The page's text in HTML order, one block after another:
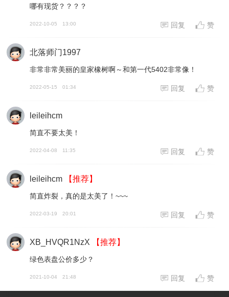
哪有现货？？？？
2022-10-05 13:00 回复 赞
北落师门1997
非常非常美丽的皇家橡树啊～和第一代5402非常像！
2022-05-15 01:34 回复 赞
leileihcm
简直不要太美！
2022-04-08 11:35 回复 赞
leileihcm 【推荐】
简直炸裂，真的是太美了！~~~
2022-03-19 20:01 回复 赞
XB_HVQR1NzX 【推荐】
绿色表盘公价多少？
2021-10-04 21:48 回复 赞